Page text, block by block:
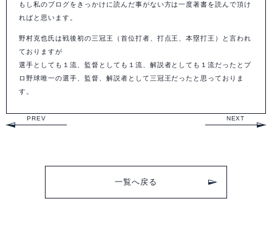
もし私のブログをきっかけに読んだ事がない方は一度著書を読んで頂け
ればと思います。
野村克也氏は戦後初の三冠王（首位打者、打点王、本塁打王）と言われ
ておりますが
選手としても１流、監督としても１流、解説者としても１流だったとプ
ロ野球唯一の選手、監督、解説者として三冠王だったと思っておりま
す。
PREV NEXT
一覧へ戻る